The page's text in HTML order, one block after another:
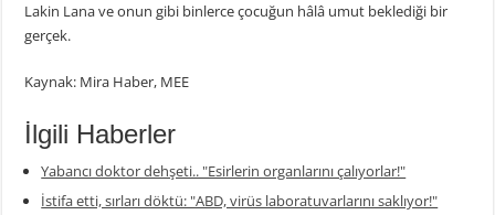
Lakin Lana ve onun gibi binlerce çocuğun hâlâ umut beklediği bir
gerçek.
Kaynak: Mira Haber, MEE
İlgili Haberler
Yabancı doktor dehşeti.. "Esirlerin organlarını çalıyorlar!"
İstifa etti, sırları döktü: "ABD, virüs laboratuvarlarını saklıyor!"